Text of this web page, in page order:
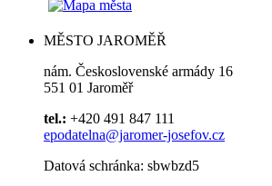
MĚSTO JAROMĚŘ
nám. Československé armády 16
551 01 Jaroměř
tel.: +420 491 847 111
epodatelna@jaromer-josefov.cz
Datová schránka: sbwbzd5